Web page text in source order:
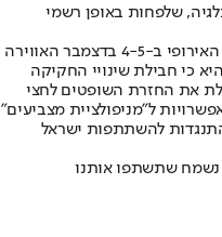
שלפחות באופן רשמי
אין ספק כי לקראת מליאת איגוד השידור האירופי ב-4-5 בדצמבר האווירה
כי חבילת שינויי החקיקה
את החזרת השופטים לחצי
ל"מניפולציית מצביעים"
להשתתפות ישראל
שתשתפו אותנו